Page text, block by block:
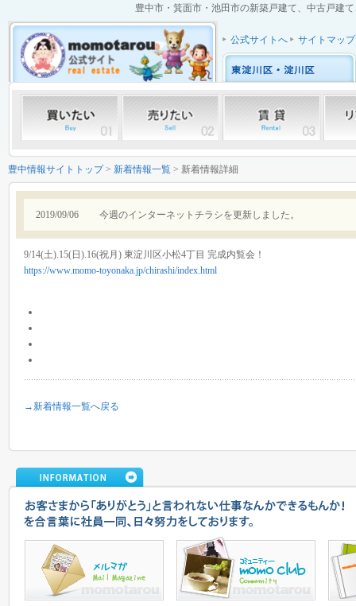
豊中市・箕面市・池田市の新築戸建て、中古戸建
公式サイトへ サイトマップ
豊中情報サイトトップ> 新着情報一覧 > 新着情報詳細
2019/09/06 今週のインターネットチラシを更新しました。
9/14(土).15(日).16(祝月) 東淀川区小松4丁目 完成内覧会！
https://www.momo-toyonaka.jp/chirashi/index.html
→新着情報一覧へ戻る